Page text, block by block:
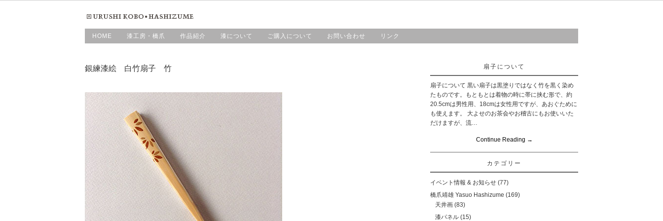
HOME 漆工房・橋爪 作品紹介 漆について ご購入について お問い合わせ リンク
銀練漆絵 白竹扇子 竹 扇子について
扇子について 黒い扇子は黒塗りではなく竹を黒く染め
たものです。もともとは着物の時に帯に挟む形で、約
20.5cmは男性用、18cmは女性用ですが、あおぐために
も使えます。 大よせのお茶会やお稽古にもお使いいた
だけますが、流…
Continue Reading →
カテゴリー
イベント情報 & お知らせ (77)
橋爪靖雄 Yasuo Hashizume (169)
天井画 (83)
漆パネル (15)